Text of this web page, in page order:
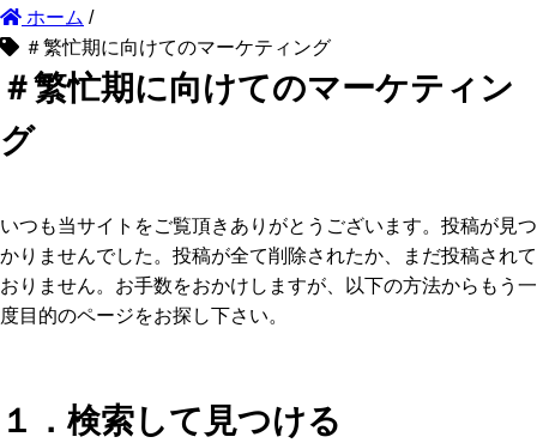
ホーム /
＃繁忙期に向けてのマーケティング
＃繁忙期に向けてのマーケティン
グ
いつも当サイトをご覧頂きありがとうございます。投稿が見つ
かりませんでした。投稿が全て削除されたか、まだ投稿されて
おりません。お手数をおかけしますが、以下の方法からもう一
度目的のページをお探し下さい。
１．検索して見つける